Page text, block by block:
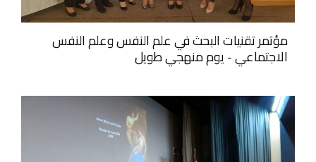
مؤتمر تقنيات البحث في علم النفس وعلم النفس
الاجتماعي - يوم منهجي طويل